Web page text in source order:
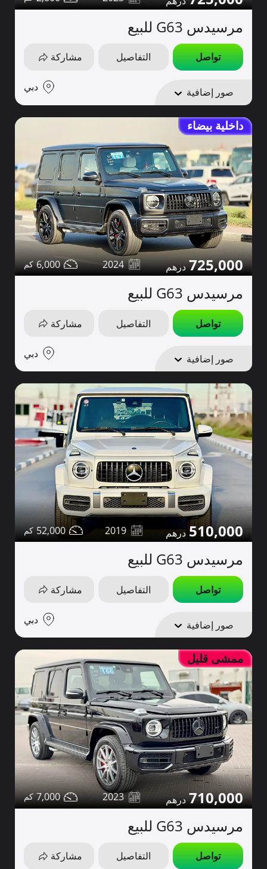
مرسيدس G63 للبيع
تواصل التفاصيل مشاركة
صور إضافية دبي
داخلية بيضاء
725,000
2024
6,000
مرسيدس G63 للبيع
تواصل التفاصيل مشاركة
صور إضافية دبي
510,000
2019
52,000
مرسيدس G63 للبيع
تواصل التفاصيل مشاركة
صور إضافية دبي
ممشى قليل
710,000
2023
7,000
مرسيدس G63 للبيع
تواصل التفاصيل مشاركة